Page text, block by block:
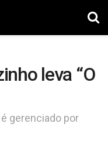
leva “O
gerenciado por